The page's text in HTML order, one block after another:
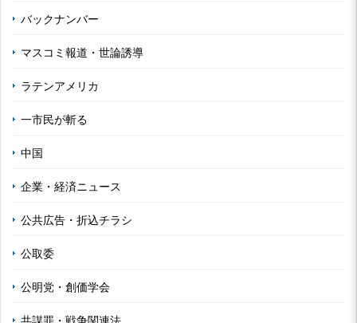
バックナンバー
マスコミ報道・世論誘導
ラテンアメリカ
一市民が斬る
中国
企業・経済ニュース
公共広告・折込チラシ
公取委
公明党・創価学会